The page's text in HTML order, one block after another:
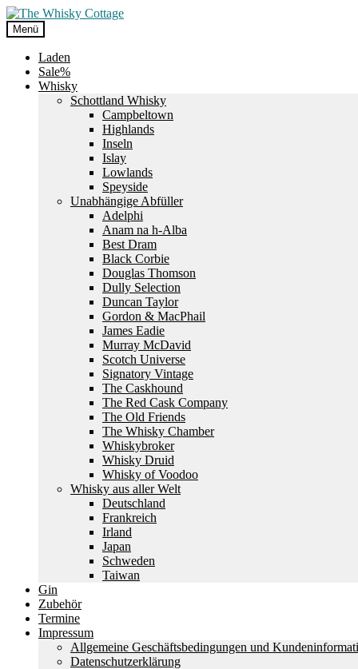
Zur
Navigation
springen
Zum
Inhalt
springen
Menü
Laden
Sale%
Whisky
Schottland Whisky
Campbeltown
Highlands
Inseln
Islay
Lowlands
Speyside
Unabhängige Abfüller
Adelphi
Anam na h-Alba
Best Dram
Black Corbie
Douglas Thomson
Dully Selection
Duncan Taylor
Gordon & MacPhail
James Eadie
Murray McDavid
Scotch Universe
Signatory Vintage
The Caskhound
The Red Cask Company
The Old Friends
The Whisky Chamber
Whiskybroker
Whisky Druid
Whisky of Voodoo
Whisky aus aller Welt
Deutschland
Frankreich
Irland
Japan
Schweden
Taiwan
Gin
Zubehör
Termine
Impressum
Allgemeine Geschäftsbedingungen und
Datenschutzerklärung